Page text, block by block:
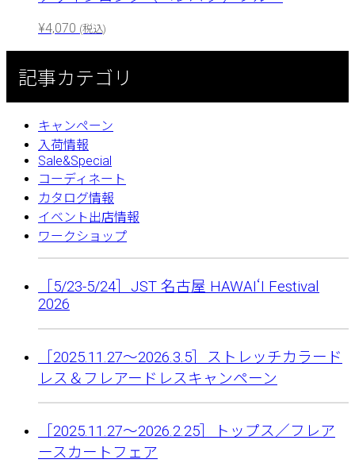
¥4,070 (税込)
記事カテゴリ
キャンペーン
入荷情報
Sale&Special
コーディネート
カタログ情報
イベント出店情報
ワークショップ
［5/23-5/24］JST 名古屋 HAWAIʻI Festival
2026
［2025.11.27〜2026.3.5］ストレッチカラード
レス＆フレアードレスキャンペーン
［2025.11.27〜2026.2.25］トップス／フレア
ースカートフェア